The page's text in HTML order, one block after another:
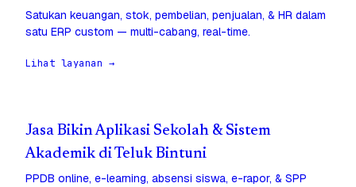
Satukan keuangan, stok, pembelian, penjualan, & HR dalam
satu ERP custom — multi-cabang, real-time.
Lihat layanan →
Jasa Bikin Aplikasi Sekolah & Sistem
Akademik di Teluk Bintuni
PPDB online, e-learning, absensi siswa, e-rapor, & SPP